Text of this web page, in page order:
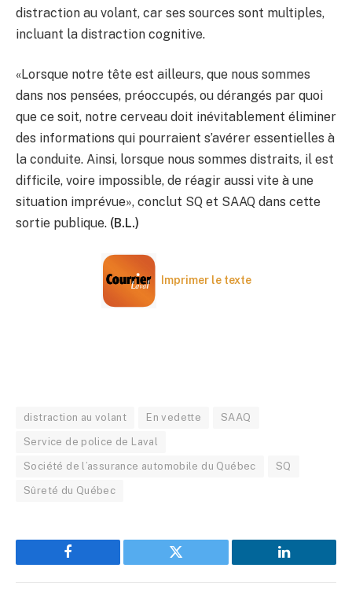
distraction au volant, car ses sources sont multiples,
incluant la distraction cognitive.
«Lorsque notre tête est ailleurs, que nous sommes
dans nos pensées, préoccupés, ou dérangés par quoi
que ce soit, notre cerveau doit inévitablement éliminer
des informations qui pourraient s’avérer essentielles à
la conduite. Ainsi, lorsque nous sommes distraits, il est
difficile, voire impossible, de réagir aussi vite à une
situation imprévue», conclut SQ et SAAQ dans cette
sortie publique. (B.L.)
Imprimer le texte
distraction au volant En vedette SAAQ
Service de police de Laval
Société de l’assurance automobile du Québec SQ
Sûreté du Québec
Facebook Twitter LinkedIn